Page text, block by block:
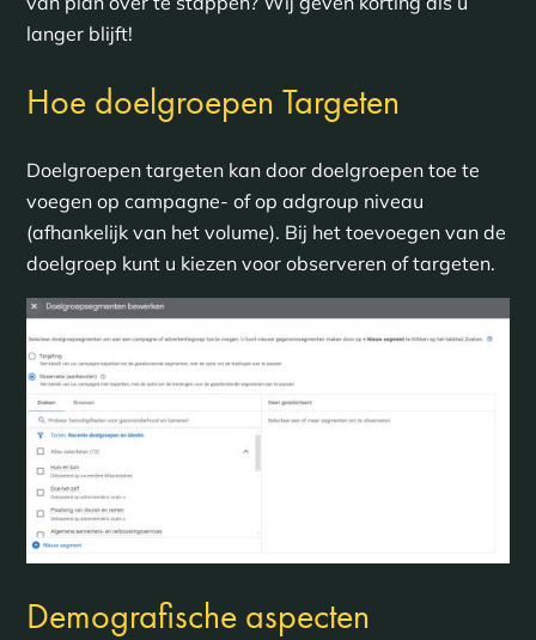
langer blijft!
Hoe doelgroepen Targeten
Doelgroepen targeten kan door doelgroepen toe te
voegen op campagne- of op adgroup niveau
(afhankelijk van het volume). Bij het toevoegen van de
doelgroep kunt u kiezen voor observeren of targeten.
Demografische aspecten